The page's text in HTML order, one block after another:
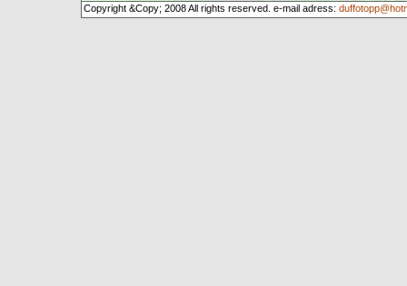
Copyright &Copy; 2008 All rights reserved. e-mail adress: